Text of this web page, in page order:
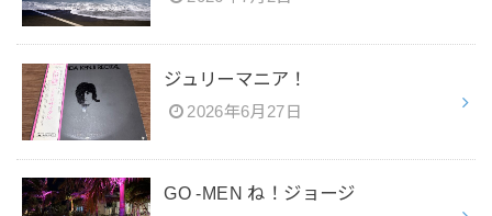
ジュリーマニア！
2026年6月27日
GO -MEN ね！ジョージ